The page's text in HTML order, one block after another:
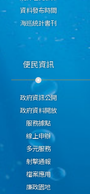
資料發布時間
海巡統計書刊
便民資訊
政府資訊公開
政府資料開放
服務據點
線上申辦
多元服務
射擊通報
檔案應用
廉政園地